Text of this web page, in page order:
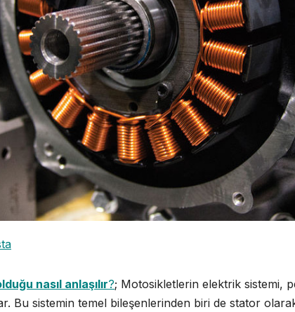
nasıl anlaşılır?; Motosikletlerin elektrik sistemi,
Bu sistemin temel bileşenlerinden biri de stator